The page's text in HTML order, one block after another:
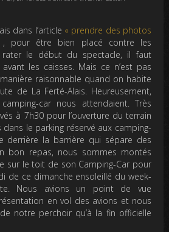
dans l’article « prendre des photos
pour être bien placé contre les
le début du spectacle, il faut
les caisses. Mais ce n’est pas
raisonnable quand on habite
de La Ferté-Alais. Heureusement,
car nous attendaient. Très
à 7h30 pour l’ouverture du terrain
le parking réservé aux camping-
derrière la barrière qui sépare des
bon repas, nous sommes montés
sur le toit de son Camping-Car pour
de ce dimanche ensoleillé du week-
Nous avions un point de vue
en vol des avions et nous
notre perchoir qu’à la fin officielle